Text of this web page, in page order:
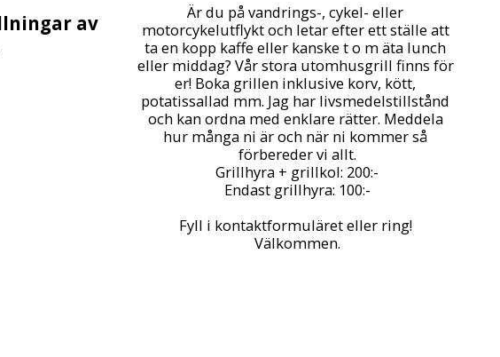
av
Är du på vandrings-, cykel- eller
motorcykelutflykt och letar efter ett ställe att
ta en kopp kaffe eller kanske t o m äta lunch
eller middag? Vår stora utomhusgrill finns för
er! Boka grillen inklusive korv, kött,
potatissallad mm. Jag har livsmedelstillstånd
och kan ordna med enklare rätter. Meddela
hur många ni är och när ni kommer så
förbereder vi allt.
Grillhyra + grillkol: 200:-
Endast grillhyra: 100:-
Fyll i kontaktformuläret eller ring!
Välkommen.